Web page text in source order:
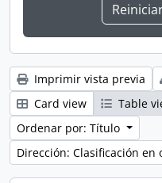
Imprimir vista previa
Card view
Table
Ordenar por: Título
Dirección: Clasificación en